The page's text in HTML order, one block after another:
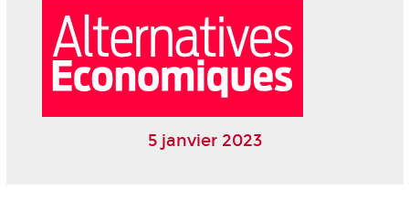
5 janvier 2023